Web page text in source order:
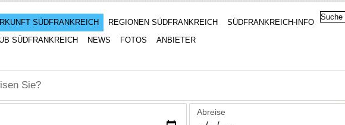
SÜDFRANKREICH REGIONEN SÜDFRANKREICH
SÜDFRANKREICH-INFO
SÜDFRANKREICH
NEWS FOTOS ANBIETER
Sie?
Abreise